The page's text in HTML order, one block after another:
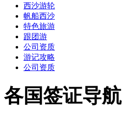
西沙游轮
帆船西沙
特色旅游
跟团游
公司资质
游记攻略
公司资质
各国签证导航